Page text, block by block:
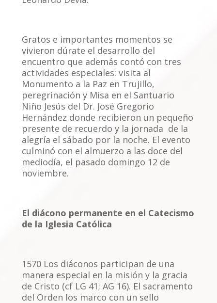
Gratos e importantes momentos se
vivieron dúrate el desarrollo del
encuentro que además contó con tres
actividades especiales: visita al
Monumento a la Paz en Trujillo,
peregrinación y Misa en el Santuario
Niño Jesús del Dr. José Gregorio
Hernández donde recibieron un pequeño
presente de recuerdo y la jornada de la
alegría el sábado por la noche. El evento
culminó con el almuerzo a las doce del
mediodía, el pasado domingo 12 de
noviembre.
El diácono permanente en el Catecismo
de la Iglesia Católica
1570 Los diáconos participan de una
manera especial en la misión y la gracia
de Cristo (cf LG 41; AG 16). El sacramento
del Orden los marco con un sello